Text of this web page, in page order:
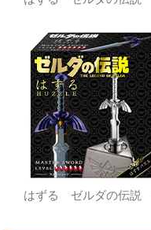
はずる ゼルダの伝説